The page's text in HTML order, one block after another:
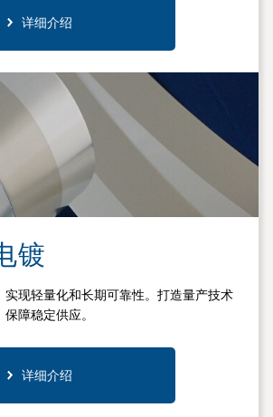
详细介绍
镀
实现轻量化和长期可靠性。打造量产技术
障稳定供应。
详细介绍